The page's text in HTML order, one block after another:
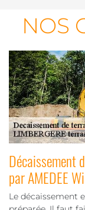
NOS
Décaissement
par AMEDEE
Le décaissement